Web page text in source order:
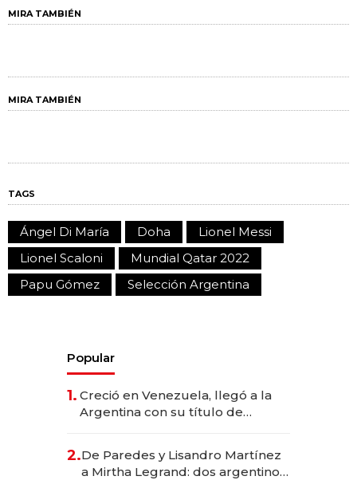
MIRA TAMBIÉN
MIRA TAMBIÉN
TAGS
Ángel Di María Doha
Lionel Messi
Lionel Scaloni
Mundial Qatar 2022
Papu Gómez
Selección Argentina
Popular
1. Creció en Venezuela, llegó a la
Argentina con su título de
las marcas "fast premium"
2.De Paredes y Lisandro Martínez
a Mirtha Legrand: dos argentinos